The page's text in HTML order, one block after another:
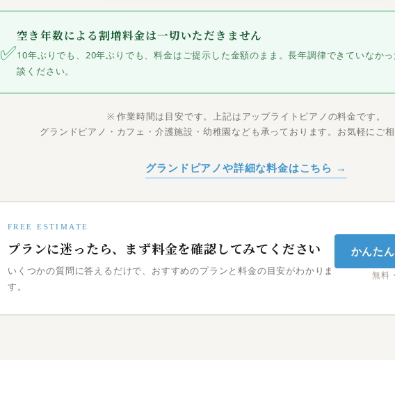
✅
空き年数による割増料金は一切いただきません
10年ぶりでも、20年ぶりでも、料金はご提示した金額のまま。長年調律できていなか
談ください。
※ 作業時間は目安です。上記はアップライトピアノの料金です。
グランドピアノ・カフェ・介護施設・幼稚園なども承っております。お気軽にご相
グランドピアノや詳細な料金はこちら →
FREE ESTIMATE
プランに迷ったら、まず料金を確認してみてください
いくつかの質問に答えるだけで、おすすめのプランと料金の目安がわかりま
す。
かんた
無料